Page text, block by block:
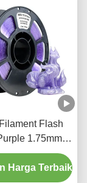
Flash
1.75mm
Technology
Filament
Harga Terbaik